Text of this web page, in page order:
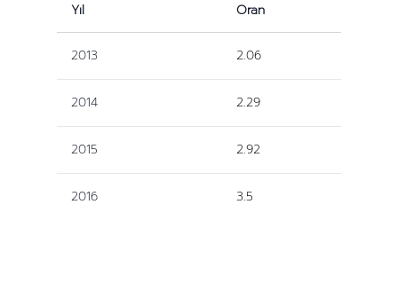
Yıl Oran
2013 2.06
2014 2.29
2015 2.92
2016 3.5